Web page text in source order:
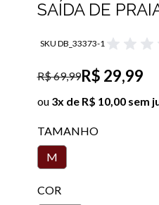
SAÍDA DE
SKU DB_33373-1
R$ 69,99R$ 29,99
ou 3x de R$ 10,00 sem
TAMANHO
M
COR